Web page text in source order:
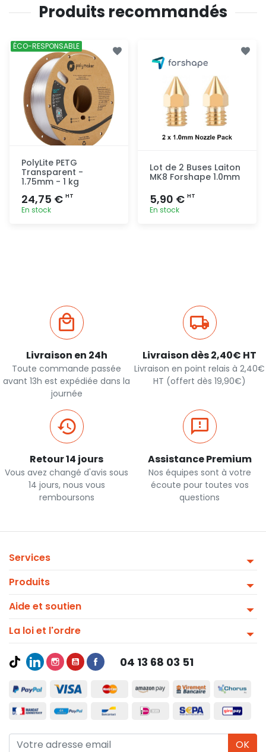
Produits recommandés
PolyLite PETG
Transparent -
1.75mm - 1 kg
24,75 € HT
En stock
ÉCO-RESPONSABLE
Lot de 2 Buses Laiton
MK8 Forshape 1.0mm
5,90 € HT
En stock
Livraison en 24h
Toute commande passée
avant 13h est expédiée dans la
journée
Livraison dès 2,40€ HT
Livraison en point relais à 2,40€
HT (offert dès 19,90€)
Retour 14 jours
Vous avez changé d'avis sous
14 jours, nous vous
remboursons
Assistance Premium
Nos équipes sont à votre
écoute pour toutes vos
questions
Services
Produits
Aide et soutien
La loi et l'ordre
04 13 68 03 51
OK